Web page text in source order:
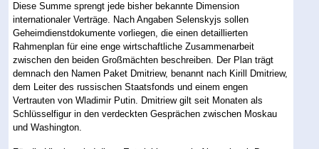
Diese Summe sprengt jede bisher bekannte Dimension
internationaler Verträge. Nach Angaben Selenskyjs sollen
Geheimdienstdokumente vorliegen, die einen detaillierten
Rahmenplan für eine enge wirtschaftliche Zusammenarbeit
zwischen den beiden Großmächten beschreiben. Der Plan trägt
demnach den Namen Paket Dmitriew, benannt nach Kirill Dmitriew,
dem Leiter des russischen Staatsfonds und einem engen
Vertrauten von Wladimir Putin. Dmitriew gilt seit Monaten als
Schlüsselfigur in den verdeckten Gesprächen zwischen Moskau
und Washington.